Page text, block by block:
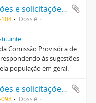
Resposta às sugestões e solicitações enviadas pela população em geral
104
Dossiê
Comissão Provisória de
às sugestões
população em geral.
Resposta às sugestões e solicitações enviadas pela população em geral
098
Dossiê